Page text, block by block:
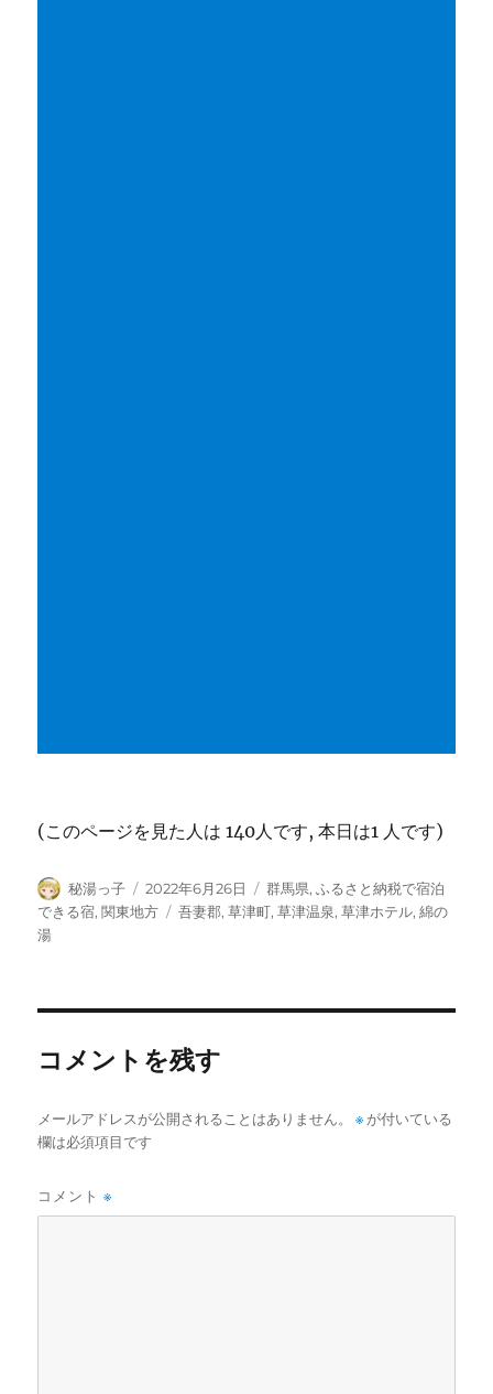
(このページを見た人は 140人です, 本日は1 人です)
投
稿
秘湯っ子
投
稿
2022年6月26日
カ
テ
群馬県,ふるさと納税で宿泊
できる宿,関東地方
タ
吾妻郡,草津町,草津温泉,草津ホテル,綿の
湯
コメントを残す
メールアドレスが公開されることはありません。 ※ が付いている
欄は必須項目です
コメント※